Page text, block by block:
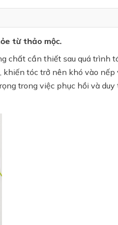
từ thảo mộc.
chất cần thiết sau quá trình
khiến tóc trở nên khó vào nếp
trong việc phục hồi và duy